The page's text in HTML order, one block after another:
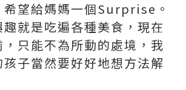
希望給媽媽一個Surprise。
就是吃遍各種美食，現在
只能不為所動的處境，我
子當然要好好地想方法解